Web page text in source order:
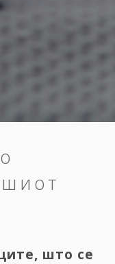
што се